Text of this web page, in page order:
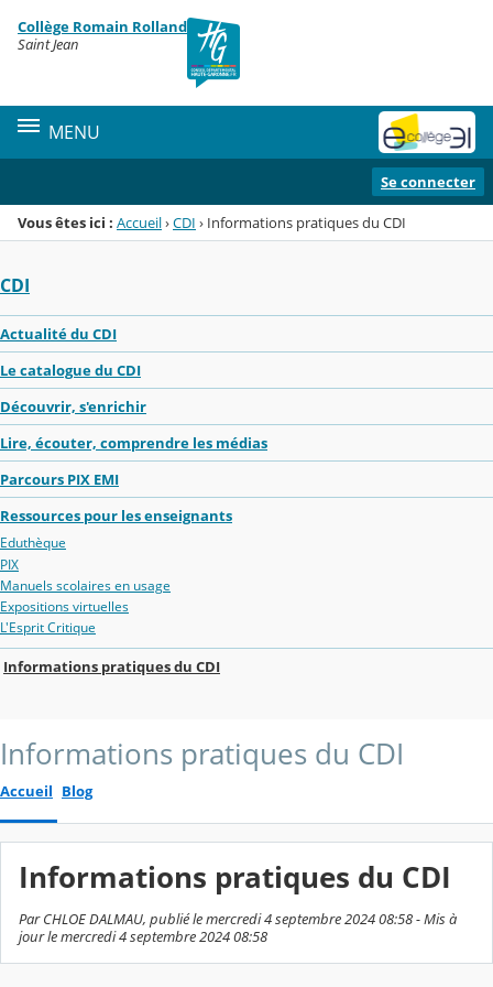
Menu de la rubrique
Contenu
Collège Romain Rolland
Saint Jean
MENU
Se connecter
Vous êtes ici : Accueil›CDI › Informations pratiques du CDI
CDI
Actualité du CDI
Le catalogue du CDI
Découvrir, s'enrichir
Lire, écouter, comprendre les médias
Parcours PIX EMI
Ressources pour les enseignants
Eduthèque
PIX
Manuels scolaires en usage
Expositions virtuelles
L'Esprit Critique
Informations pratiques du CDI
Informations pratiques du CDI
Accueil Blog
Informations pratiques du CDI
Par CHLOE DALMAU, publié le mercredi 4 septembre 2024 08:58 - Mis à
jour le mercredi 4 septembre 2024 08:58